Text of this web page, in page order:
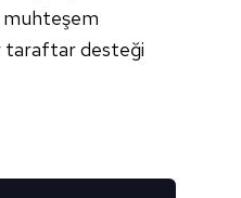
muhteşem
taraftar desteği